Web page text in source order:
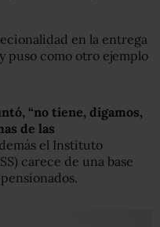
en la entrega
puso como otro ejemplo
“no tiene, digamos,
de las
el Instituto
carece de una base